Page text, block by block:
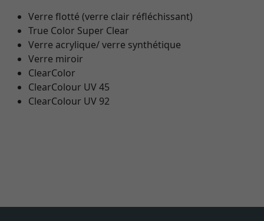
Verre flotté (verre clair réfléchissant)
True Color Super Clear
Verre acrylique/ verre synthétique
Verre miroir
ClearColor
ClearColour UV 45
ClearColour UV 92